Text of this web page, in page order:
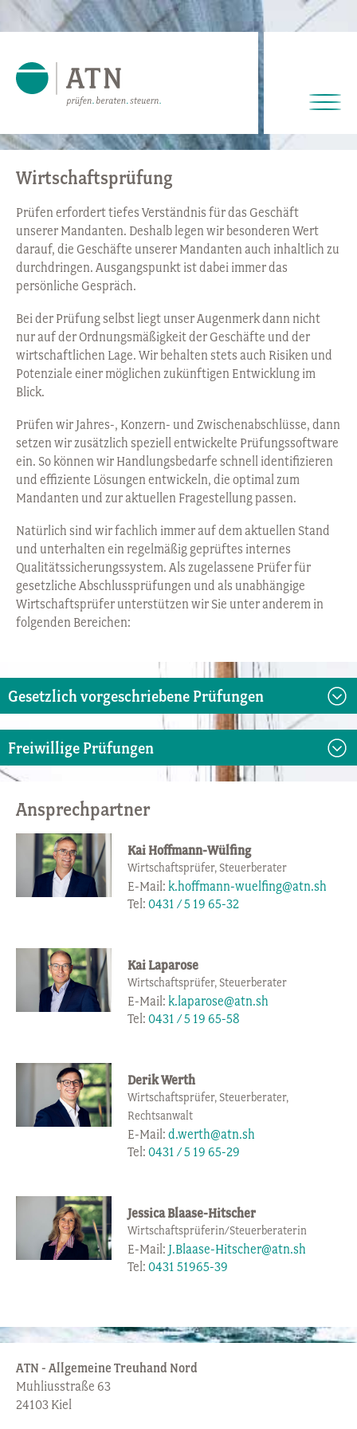
Wirtschaftsprüfung
Prüfen erfordert tiefes Verständnis für das Geschäft
unserer Mandanten. Deshalb legen wir besonderen Wert
darauf, die Geschäfte unserer Mandanten auch inhaltlich zu
durchdringen. Ausgangspunkt ist dabei immer das
persönliche Gespräch.
Bei der Prüfung selbst liegt unser Augenmerk dann nicht
nur auf der Ordnungsmäßigkeit der Geschäfte und der
wirtschaftlichen Lage. Wir behalten stets auch Risiken und
Potenziale einer möglichen zukünftigen Entwicklung im
Blick.
Prüfen wir Jahres-, Konzern- und Zwischenabschlüsse, dann
setzen wir zusätzlich speziell entwickelte Prüfungssoftware
ein. So können wir Handlungsbedarfe schnell identifizieren
und effiziente Lösungen entwickeln, die optimal zum
Mandanten und zur aktuellen Fragestellung passen.
Natürlich sind wir fachlich immer auf dem aktuellen Stand
und unterhalten ein regelmäßig geprüftes internes
Qualitätssicherungssystem. Als zugelassene Prüfer für
gesetzliche Abschlussprüfungen und als unabhängige
Wirtschaftsprüfer unterstützen wir Sie unter anderem in
folgenden Bereichen:
Gesetzlich vorgeschriebene Prüfungen
Freiwillige Prüfungen
Ansprechpartner
Kai Hoffmann-Wülfing
Wirtschaftsprüfer, Steuerberater
E-Mail: k.hoffmann-wuelfing@atn.sh
Tel: 0431 / 5 19 65-32
Kai Laparose
Wirtschaftsprüfer, Steuerberater
E-Mail: k.laparose@atn.sh
Tel: 0431 / 5 19 65-58
Derik Werth
Wirtschaftsprüfer, Steuerberater,
Rechtsanwalt
E-Mail: d.werth@atn.sh
Tel: 0431 / 5 19 65-29
Jessica Blaase-Hitscher
Wirtschaftsprüferin/Steuerberaterin
E-Mail: J.Blaase-Hitscher@atn.sh
Tel: 0431 51965-39
ATN - Allgemeine Treuhand Nord
Muhliusstraße 63
24103 Kiel